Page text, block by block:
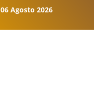
Agosto 2026